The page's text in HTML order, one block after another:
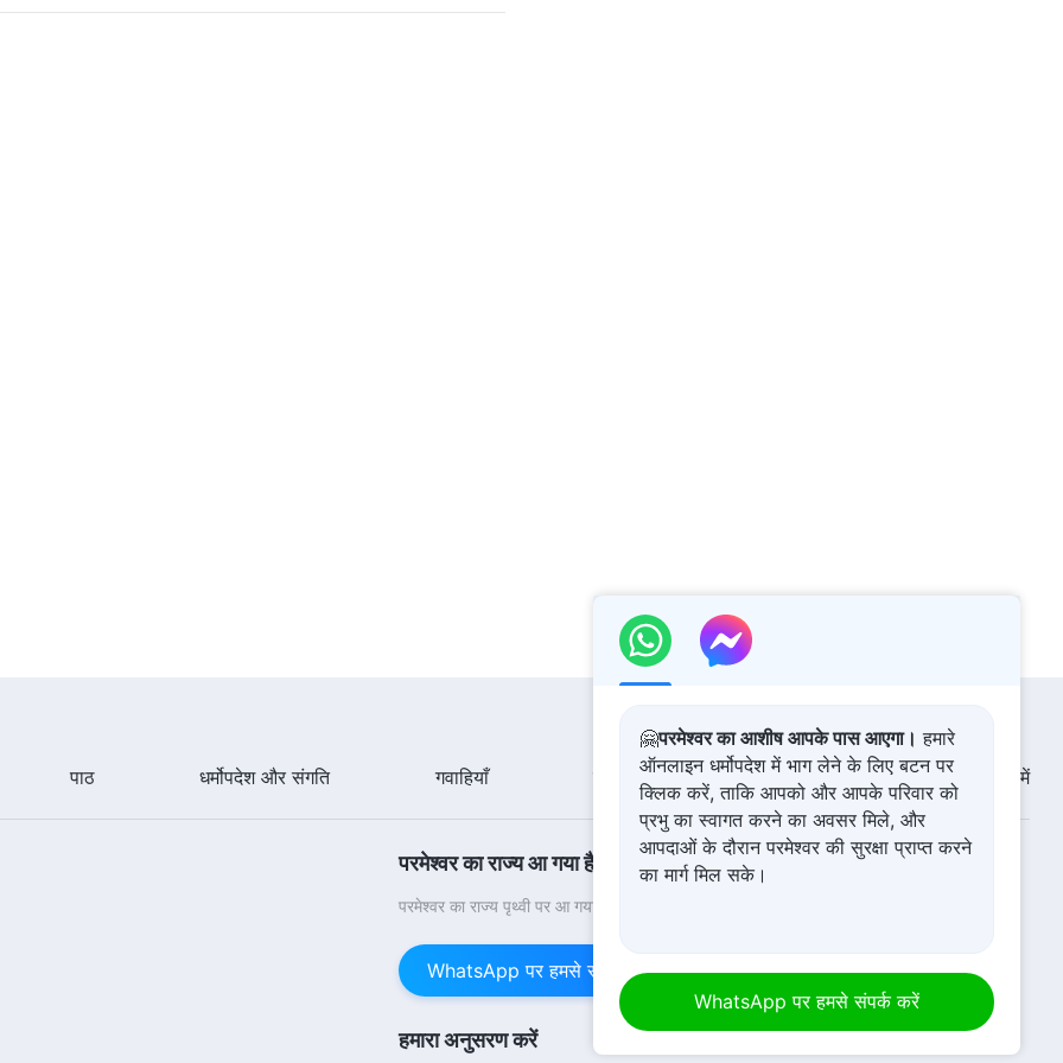
चुपचाप साथ देता और प्रदान करता है |
Praise Song
4:56
Hindi Christian Dance | मैं परमेश्वर
के प्रेम का आनन्द लेता हूँ | Praise Song
Hindi Christian Dance | परमेश्‍वर
आज भी हमसे प्रेम करता है | Praise
Hindi Christian Dance | ईमानदार
लोग रोशनी में जीते हैं | Praise Song
पाठ धर्मोपदेश और संगति गवाहियाँ चित्र-प्रदर्शनी समाचार हमारे बारे में
परमेश्वर का राज्य आ गया है
परमेश्वर का राज्य पृथ्वी पर आ गया है! क्या आप इसमें प्रवेश करना चाहते हैं?
WhatsApp पर हमसे संपर्क करें
हमारा अनुसरण करें
🤗परमेश्वर का आशीष आपके पास आएगा। हमारे
ऑनलाइन धर्मोपदेश में भाग लेने के लिए बटन पर
क्लिक करें, ताकि आपको और आपके परिवार को
प्रभु का स्वागत करने का अवसर मिले, और
आपदाओं के दौरान परमेश्वर की सुरक्षा प्राप्त करने
का मार्ग मिल सके।
WhatsApp पर हमसे संपर्क करें